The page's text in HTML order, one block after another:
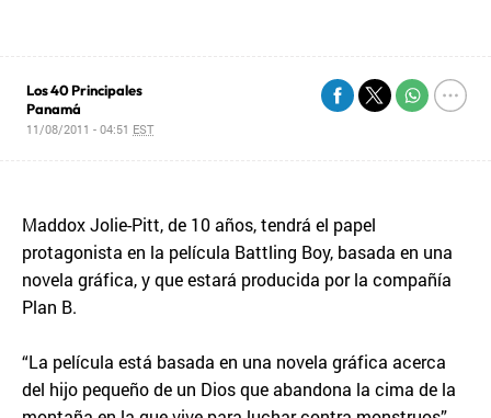
Los 40 Principales
Panamá
11/08/2011 - 04:51 EST
Maddox Jolie-Pitt, de 10 años, tendrá el papel
protagonista en la película Battling Boy, basada en una
novela gráfica, y que estará producida por la compañía
Plan B.
“La película está basada en una novela gráfica acerca
del hijo pequeño de un Dios que abandona la cima de la